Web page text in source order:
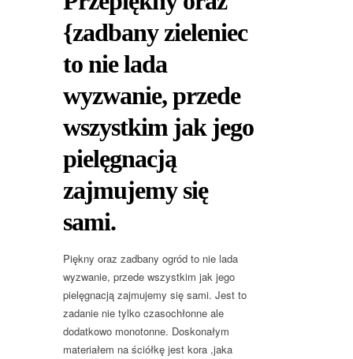
{zadbany zieleniec
to nie lada
wyzwanie, przede
wszystkim jak jego
pielęgnacją
zajmujemy się
sami.
Piękny oraz zadbany ogród to nie lada
wyzwanie, przede wszystkim jak jego
pielęgnacją zajmujemy się sami. Jest to
zadanie nie tylko czasochłonne ale
dodatkowo monotonne. Doskonałym
materiałem na ściółkę jest kora ,jaka